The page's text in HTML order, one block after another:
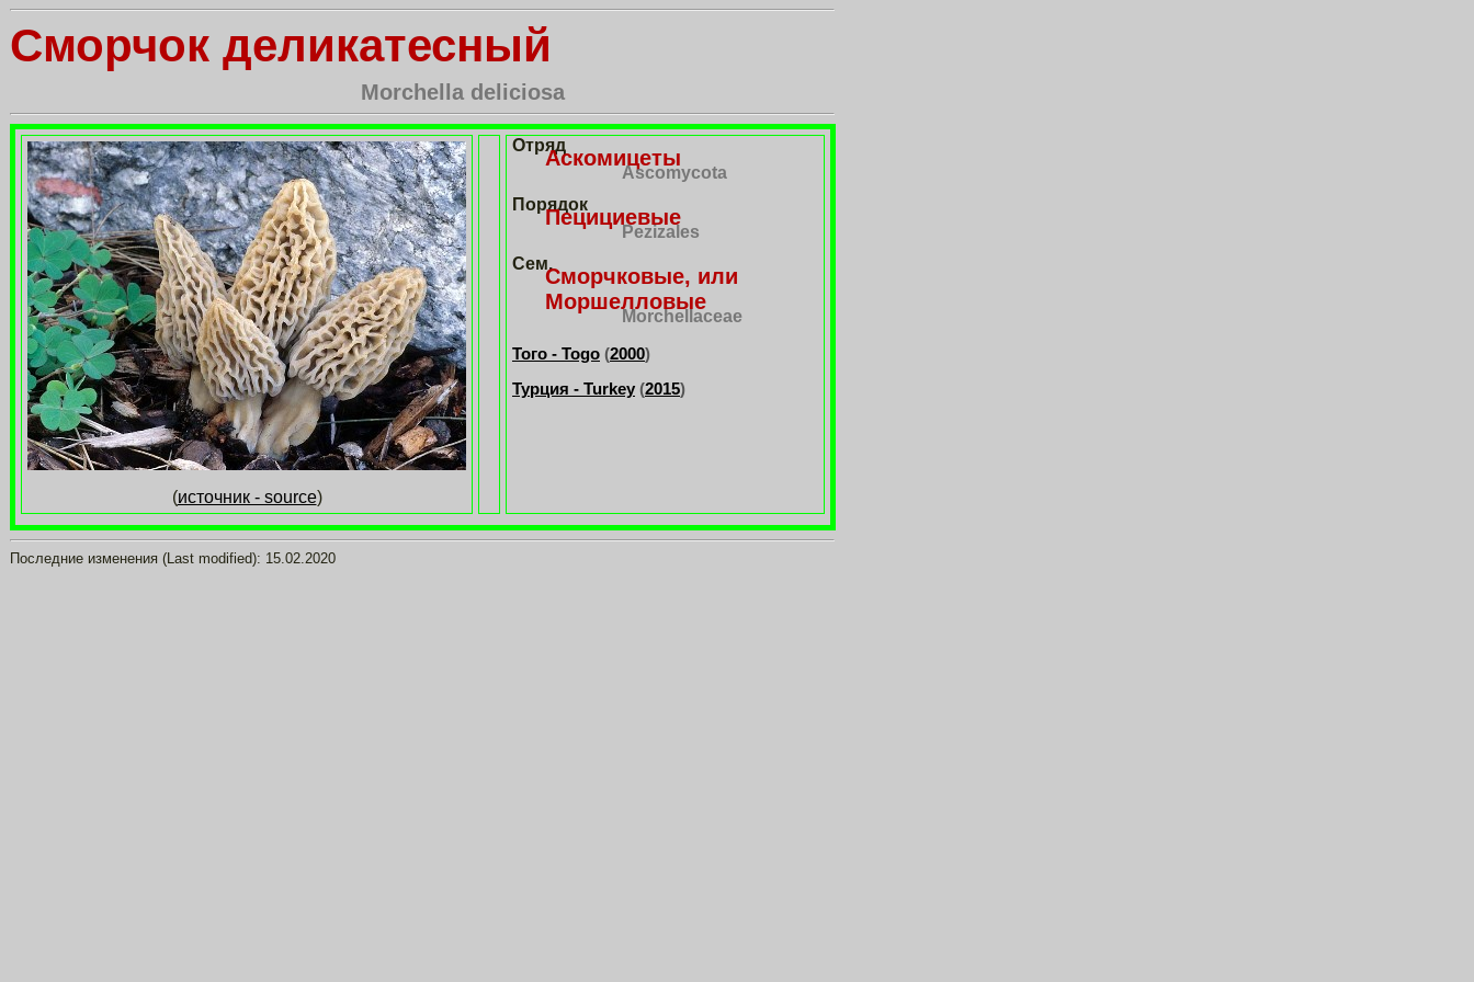
Сморчок деликатесный
Morchella deliciosa
(источник - source)
Отряд
Аскомицеты
Ascomycota
Порядок
Пецициевые
Pezizales
Сем.
Сморчковые, или
Моршелловые
Morchellaceae
Того - Togo (2000)
Турция - Turkey (2015)
Последние изменения (Last modified): 15.02.2020